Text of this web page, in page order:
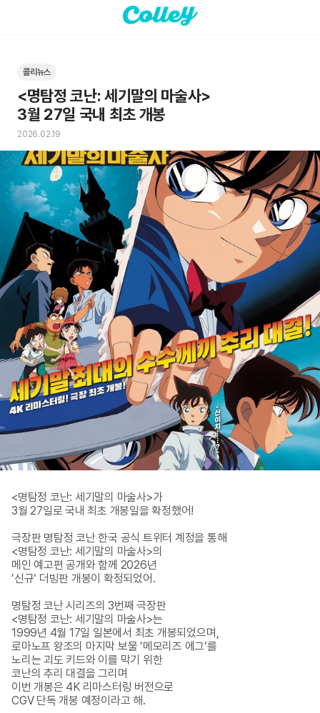
콜리뉴스
<명탐정 코난: 세기말의 마술사>
3월 27일 국내 최초 개봉
2026.02.19
<명탐정 코난: 세기말의 마술사>가
3월 27일로 국내 최초 개봉일을 확정했어!
극장판 명탐정 코난 한국 공식 트위터 계정을 통해
<명탐정 코난: 세기말의 마술사>의
메인 예고편 공개와 함께 2026년
’신규‘ 더빙판 개봉이 확정되었어.
명탐정 코난 시리즈의 3번째 극장판
<명탐정 코난: 세기말의 마술사>는
1999년 4월 17일 일본에서 최초 개봉되었으며,
로마노프 왕조의 마지막 보물 ’메모리즈 에그‘를
노리는 괴도 키드와 이를 막기 위한
코난의 추리 대결을 그리며
이번 개봉은 4K 리마스터링 버전으로
CGV 단독 개봉 예정이라고 해.